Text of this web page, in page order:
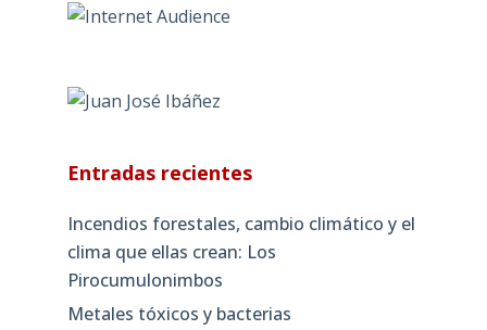
Entradas recientes
Incendios forestales, cambio climático y el
clima que ellas crean: Los
Pirocumulonimbos
Metales tóxicos y bacterias